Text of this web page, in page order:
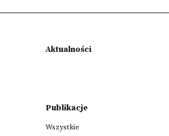
Aktualności
Publikacje
Wszystkie